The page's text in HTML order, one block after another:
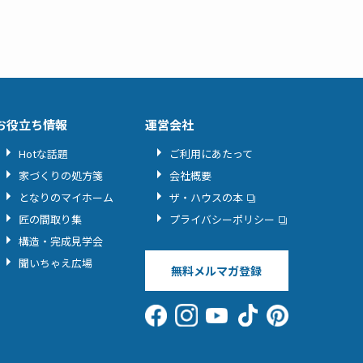
役立ち情報
Hotな話題
家づくりの処方箋
となりのマイホーム
匠の間取り集
構造・完成見学会
聞いちゃえ広場
運営会社
ご利用にあたって
会社概要
ザ・ハウスの本
プライバシーポリシー
無料メルマガ登録